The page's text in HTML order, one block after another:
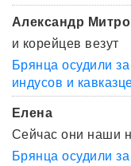
Александр
и корейцев везут
Брянца осудили
индусов и
Елена
Сейчас они наши
Брянца осудили